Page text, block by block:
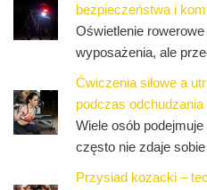
bezpieczeństwa i
Oświetlenie
wyposażenia, ale
Ćwiczenia siłowe a
podczas odchudzania
Wiele osób
często nie zdaje
Przysiad kozacki –